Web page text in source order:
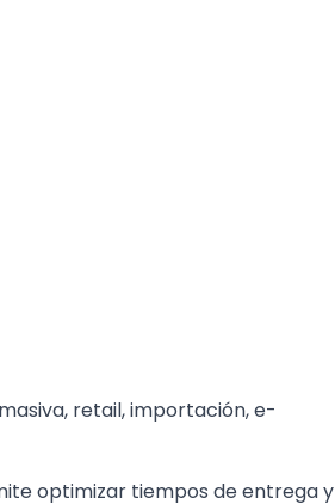
retail, importación, e-
optimizar tiempos de entrega y